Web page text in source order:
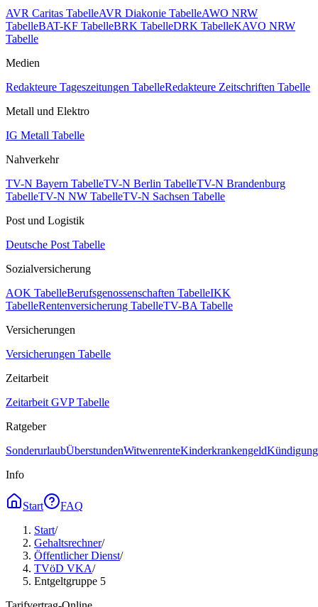
AVR Caritas TabelleAVR Diakonie TabelleAWO NRW
TabelleBAT-KF TabelleBRK TabelleDRK TabelleKAVO NRW
Tabelle
Medien
Redakteure Tageszeitungen TabelleRedakteure Zeitschriften Tabelle
Metall und Elektro
IG Metall Tabelle
Nahverkehr
TV-N Bayern TabelleTV-N Berlin TabelleTV-N Brandenburg
TabelleTV-N NW TabelleTV-N Sachsen Tabelle
Post und Logistik
Deutsche Post Tabelle
Sozialversicherung
AOK TabelleBerufsgenossenschaften TabelleIKK
TabelleRentenversicherung TabelleTV-BA Tabelle
Versicherungen
Versicherungen Tabelle
Zeitarbeit
Zeitarbeit GVP Tabelle
Ratgeber
SonderurlaubÜberstundenWitwenrenteKinderkrankengeld
Info
Start
FAQ
Start/
Gehaltsrechner/
Öffentlicher Dienst/
TVöD VKA/
Entgeltgruppe 5